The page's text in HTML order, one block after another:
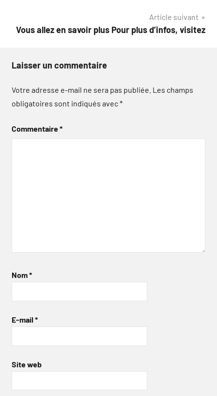
Article suivant
Vous allez en savoir plus Pour plus d’infos, visitez
Laisser un commentaire
Votre adresse e-mail ne sera pas publiée. Les champs
obligatoires sont indiqués avec*
Commentaire*
Nom*
E-mail *
Site web